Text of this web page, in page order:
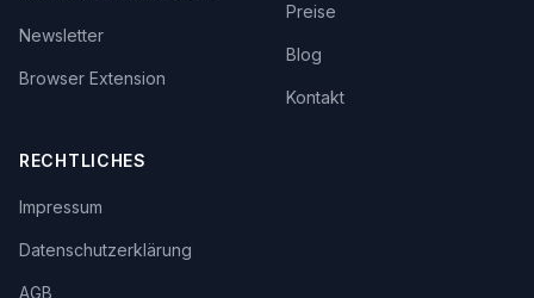
Newsletter
Browser Extension
Preise
Blog
Kontakt
RECHTLICHES
Impressum
Datenschutzerklärung
AGB